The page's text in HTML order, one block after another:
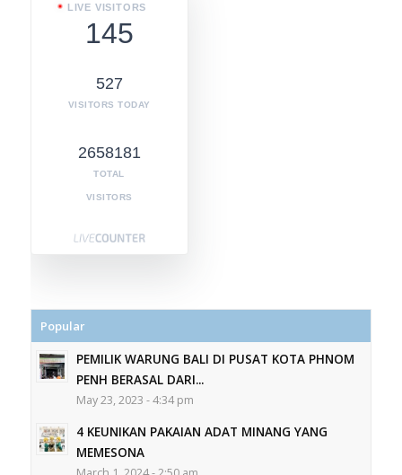
LIVE VISITORS
145
527
VISITORS TODAY
2658181
TOTAL
VISITORS
Popular
PEMILIK WARUNG BALI DI PUSAT KOTA PHNOM
PENH BERASAL DARI...
May 23, 2023 - 4:34 pm
4 KEUNIKAN PAKAIAN ADAT MINANG YANG
MEMESONA